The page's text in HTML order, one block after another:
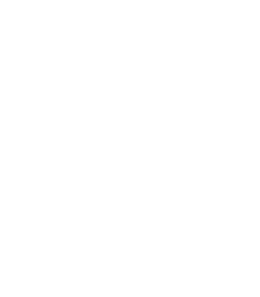
und dem Arbeitstempo
bei Wechsel der
– Approbation beantragen